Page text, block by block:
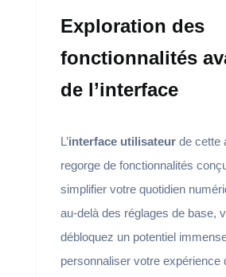
Exploration des
fonctionnalités
de l’interface
L’interface utilisateurde cette
regorge de fonctionnalités
simplifier votre quotidien
au-delà des réglages de base,
débloquez un potentiel
personnaliser votre expérience